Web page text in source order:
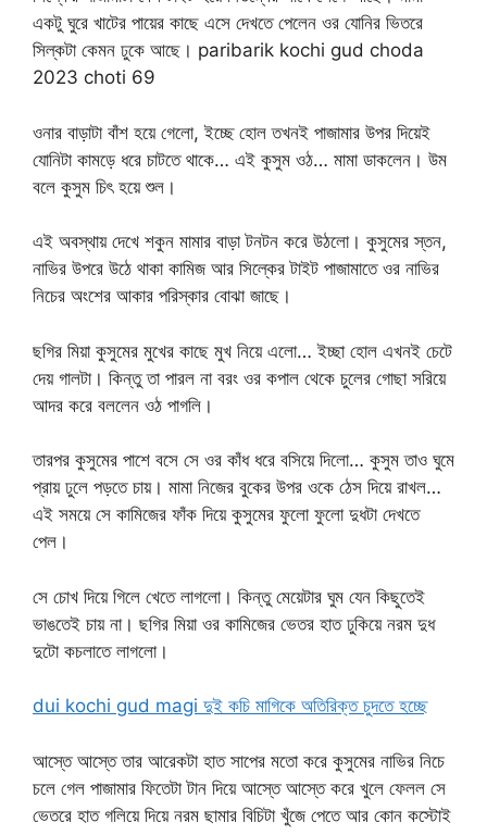
একটু ঘুরে খাটের পায়ের কাছে এসে দেখতে পেলেন ওর যোনির ভিতরে
সিল্কটা কেমন ঢুকে আছে। paribarik kochi gud choda
2023 choti 69
ওনার বাড়াটা বাঁশ হয়ে গেলো, ইচ্ছে হোল তখনই পাজামার উপর দিয়েই
যোনিটা কামড়ে ধরে চাটতে থাকে… এই কুসুম ওঠ… মামা ডাকলেন। উম
বলে কুসুম চিৎ হয়ে শুল।
এই অবস্থায় দেখে শকুন মামার বাড়া টনটন করে উঠলো। কুসুমের স্তন,
নাভির উপরে উঠে থাকা কামিজ আর সিল্কের টাইট পাজামাতে ওর নাভির
নিচের অংশের আকার পরিস্কার বোঝা জাছে।
ছগির মিয়া কুসুমের মুখের কাছে মুখ নিয়ে এলো… ইচ্ছা হোল এখনই চেটে
দেয় গালটা। কিন্তু তা পারল না বরং ওর কপাল থেকে চুলের গোছা সরিয়ে
আদর করে বললেন ওঠ পাগলি।
তারপর কুসুমের পাশে বসে সে ওর কাঁধ ধরে বসিয়ে দিলো… কুসুম তাও ঘুমে
প্রায় ঢুলে পড়তে চায়। মামা নিজের বুকের উপর ওকে ঠেস দিয়ে রাখল…
এই সময়ে সে কামিজের ফাঁক দিয়ে কুসুমের ফুলো ফুলো দুধটা দেখতে
পেল।
সে চোখ দিয়ে গিলে খেতে লাগলো। কিন্তু মেয়েটার ঘুম যেন কিছুতেই
ভাঙতেই চায় না। ছগির মিয়া ওর কামিজের ভেতর হাত ঢুকিয়ে নরম দুধ
দুটো কচলাতে লাগলো।
dui kochi gud magi দুই কচি মাগিকে অতিরিক্ত চুদতে হচ্ছে
আস্তে আস্তে তার আরেকটা হাত সাপের মতো করে কুসুমের নাভির নিচে
চলে গেল পাজামার ফিতেটা টান দিয়ে আস্তে আস্তে করে খুলে ফেলল সে
ভেতরে হাত গলিয়ে দিয়ে নরম ছামার বিচিটা খুঁজে পেতে আর কোন কস্টোই